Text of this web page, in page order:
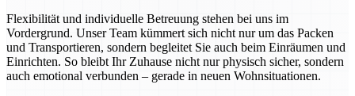
Flexibilität und individuelle Betreuung stehen bei uns im
Vordergrund. Unser Team kümmert sich nicht nur um das Packen
und Transportieren, sondern begleitet Sie auch beim Einräumen und
Einrichten. So bleibt Ihr Zuhause nicht nur physisch sicher, sondern
auch emotional verbunden – gerade in neuen Wohnsituationen.